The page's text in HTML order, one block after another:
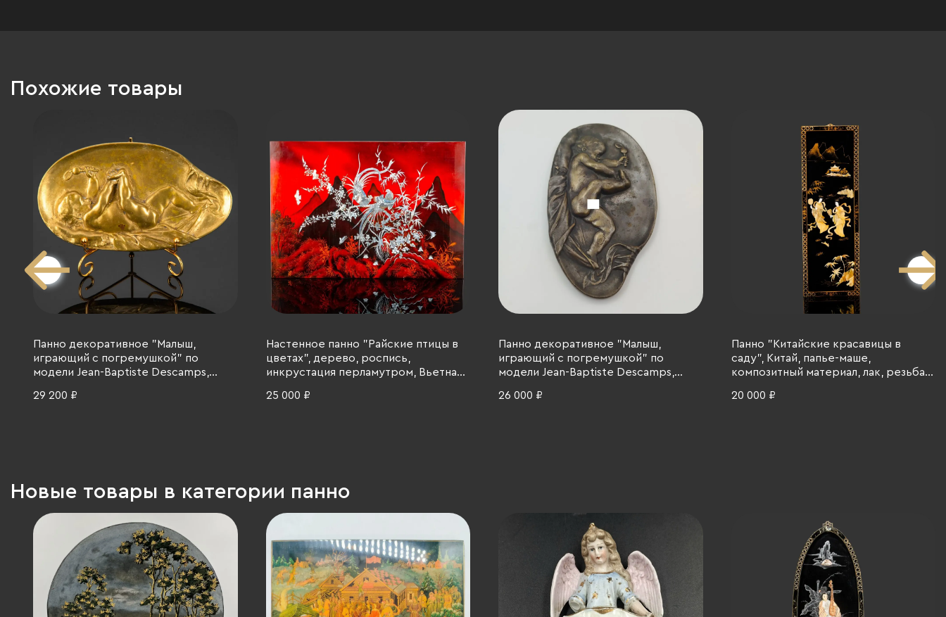
Похожие товары
Панно декоративное "Малыш,
играющий с погремушкой" по
модели Jean-Baptiste Descamps,
29 200 ₽
Настенное панно "Райские птицы в
цветах", дерево, роспись,
инкрустация перламутром, Вьетнам,
25 000 ₽
Панно декоративное "Малыш,
играющий с погремушкой" по
модели Jean-Baptiste Descamps,
26 000 ₽
Панно "Китайские красавицы в
саду", Китай, папье-маше,
композитный материал, лак, резьба,
20 000 ₽
Новые товары в категории панно